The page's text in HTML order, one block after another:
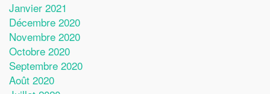
Janvier 2021
Décembre 2020
Novembre 2020
Octobre 2020
Septembre 2020
Août 2020